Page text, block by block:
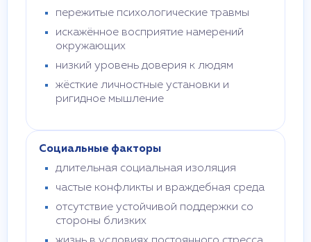
пережитые психологические травмы
искажённое восприятие намерений
окружающих
низкий уровень доверия к людям
жёсткие личностные установки и
ригидное мышление
Социальные факторы
длительная социальная изоляция
частые конфликты и враждебная среда
отсутствие устойчивой поддержки со
стороны близких